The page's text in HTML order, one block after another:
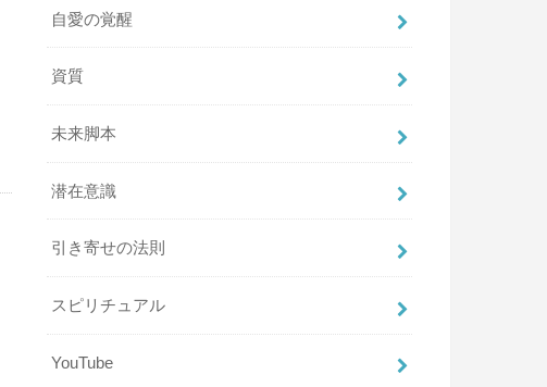
自愛の覚醒
資質
未来脚本
潜在意識
引き寄せの法則
スピリチュアル
YouTube